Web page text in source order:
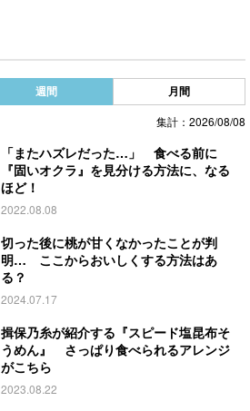
週間 月間
集計：2026/08/08
「またハズレだった…」 食べる前に
『固いオクラ』を見分ける方法に、なる
ほど！
2022.08.08
切った後に桃が甘くなかったことが判
明… ここからおいしくする方法はあ
る？
2024.07.17
揖保乃糸が紹介する『スピード塩昆布そ
うめん』 さっぱり食べられるアレンジ
がこちら
2023.08.22